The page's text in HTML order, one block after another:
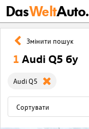
DasWeltAuto.
Змінити пошук
1 Audi Q5 бу
Audi Q5